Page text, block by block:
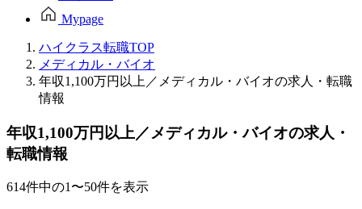
Mypage
ハイクラス転職TOP
メディカル・バイオ
年収1,100万円以上／メディカル・バイオの求人・転職
情報
年収1,100万円以上／メディカル・バイオの求人・
転職情報
614件中の1〜50件を表示